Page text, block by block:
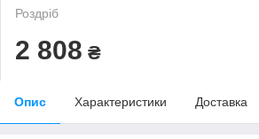
Роздріб
2 808 ₴
Опис Характеристики Доставка